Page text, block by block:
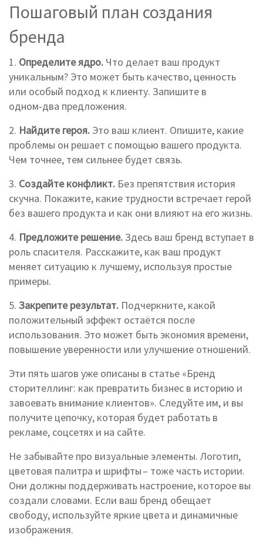
Пошаговый план создания
бренда
1. Определите ядро. Что делает ваш продукт
уникальным? Это может быть качество, ценность
или особый подход к клиенту. Запишите в
одном‑два предложения.
2. Найдите героя. Это ваш клиент. Опишите, какие
проблемы он решает с помощью вашего продукта.
Чем точнее, тем сильнее будет связь.
3. Создайте конфликт. Без препятствия история
скучна. Покажите, какие трудности встречает герой
без вашего продукта и как они влияют на его жизнь.
4. Предложите решение.Здесь ваш бренд вступает в
роль спасителя. Расскажите, как ваш продукт
меняет ситуацию к лучшему, используя простые
примеры.
5. Закрепите результат. Подчеркните, какой
положительный эффект остаётся после
использования. Это может быть экономия времени,
повышение уверенности или улучшение отношений.
Эти пять шагов уже описаны в статье «Бренд
сторителлинг: как превратить бизнес в историю и
завоевать внимание клиентов». Следуйте им, и вы
получите цепочку, которая будет работать в
рекламе, соцсетях и на сайте.
Не забывайте про визуальные элементы. Логотип,
цветовая палитра и шрифты – тоже часть истории.
Они должны поддерживать настроение, которое вы
создали словами. Если ваш бренд обещает
свободу, используйте яркие цвета и динамичные
изображения.